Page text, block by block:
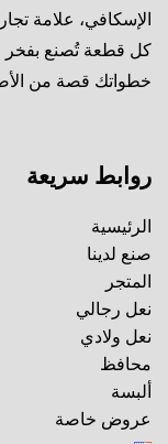
الإسكافي، علامة
كل قطعة تُصنع بفخر
خطواتك قصة من
روابط سريعة
الرئيسية
صنع لدينا
المتجر
نعل رجالي
نعل ولادي
محافظ
ألبسة
عروض خاصة